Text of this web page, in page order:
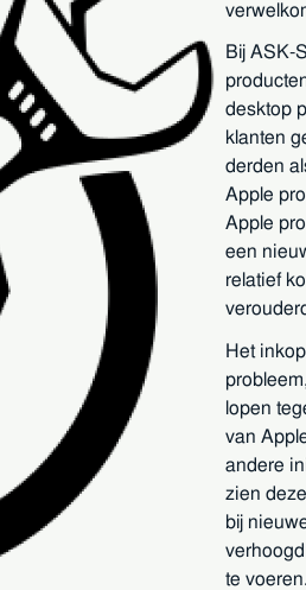
Bij ASK-
desktop
klanten
derden
Apple
Apple
een
relatief
Het
lopen
van
andere
zien
bij
te